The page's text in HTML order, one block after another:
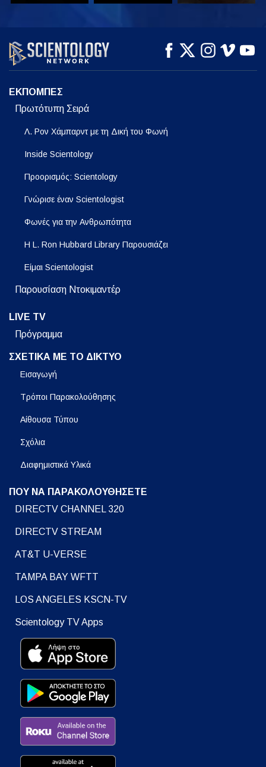
ΠΑΡΑΚΟΛΟΥΘΗΣΤΕ ΠΑΡΑΚΟΛΟΥΘΗΣΤΕ
ΕΞΕΡΕΥΝΗΣΤΕ ΤΗ
ΣΕΙΡΑ
ΕΚΠΟΜΠΕΣ
Πρωτότυπη Σειρά
Λ. Ρον Χάμπαρντ με τη Δική του Φωνή
Inside Scientology
Προορισμός: Scientology
Γνώρισε έναν Scientologist
Φωνές για την Ανθρωπότητα
Η L. Ron Hubbard Library Παρουσιάζει
Είμαι Scientologist
Παρουσίαση Ντοκιμαντέρ
LIVE TV
Πρόγραμμα
ΣΧΕΤΙΚΑ ΜΕ ΤΟ ΔΙΚΤΥΟ
Εισαγωγή
Τρόποι Παρακολούθησης
Αίθουσα Τύπου
Σχόλια
Διαφημιστικά Υλικά
ΠΟΥ ΝΑ ΠΑΡΑΚΟΛΟΥΘΗΣΕΤΕ
DIRECTV CHANNEL 320
DIRECTV STREAM
AT&T U-VERSE
TAMPA BAY WFTT
LOS ANGELES KSCN-TV
Scientology TV Apps